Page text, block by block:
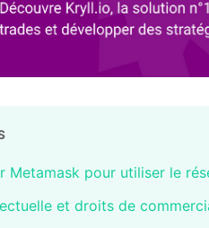
Metamask pour utiliser le
et droits de